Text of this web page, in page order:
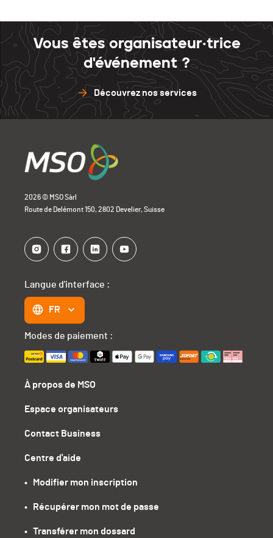
Vous êtes organisateur·trice
d'événement ?
Découvrez nos services
2026 © MSO Sàrl
Route de Delémont 150, 2802 Develier, Suisse
À propos de MSO
Espace organisateurs
Contact Business
Centre d'aide
•   Modifier mon inscription
•   Récupérer mon mot de passe
•   Transférer mon dossard
Langue d'interface :
FR
Modes de paiement :